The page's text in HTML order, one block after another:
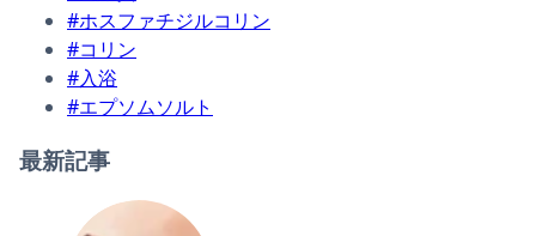
#ホスファチジルコリン
#コリン
#入浴
#エプソムソルト
最新記事